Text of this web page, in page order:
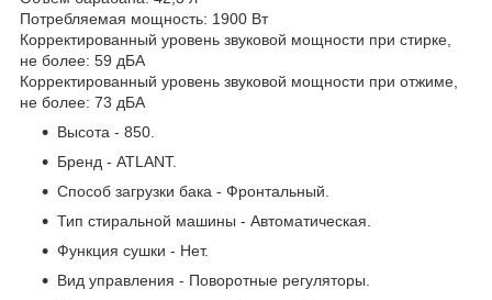
Потребляемая мощность: 1900 Вт
Корректированный уровень звуковой мощности при стирке,
не более: 59 дБА
Корректированный уровень звуковой мощности при отжиме,
не более: 73 дБА
Высота - 850.
Бренд - ATLANT.
Способ загрузки бака - Фронтальный.
Тип стиральной машины - Автоматическая.
Функция сушки - Нет.
Вид управления - Поворотные регуляторы.